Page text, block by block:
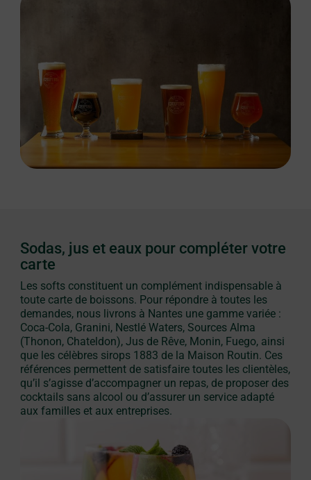
Sodas, jus et eaux pour compléter votre
carte
Les softs constituent un complément indispensable à
toute carte de boissons. Pour répondre à toutes les
demandes, nous livrons à Nantes une gamme variée :
Coca-Cola, Granini, Nestlé Waters, Sources Alma
(Thonon, Chateldon), Jus de Rêve, Monin, Fuego, ainsi
que les célèbres sirops 1883 de la Maison Routin. Ces
références permettent de satisfaire toutes les clientèles,
qu’il s’agisse d’accompagner un repas, de proposer des
cocktails sans alcool ou d’assurer un service adapté
aux familles et aux entreprises.